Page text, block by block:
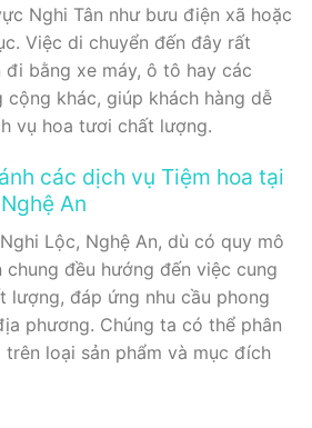
Nghi Tân như bưu điện xã hoặc
Việc di chuyển đến đây rất
đi bằng xe máy, ô tô hay các
cộng khác, giúp khách hàng dễ
vụ hoa tươi chất lượng.
các dịch vụ Tiệm hoa tại
An
Lộc, Nghệ An, dù có quy mô
chung đều hướng đến việc cung
lượng, đáp ứng nhu cầu phong
phương. Chúng ta có thể phân
loại sản phẩm và mục đích